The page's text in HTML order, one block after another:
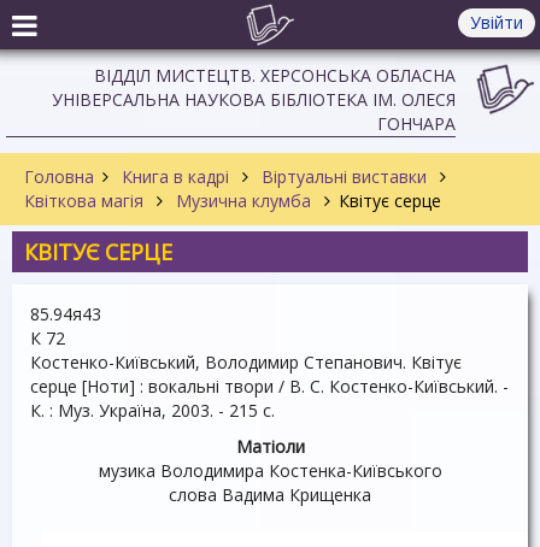
Увійти
ВІДДІЛ МИСТЕЦТВ. ХЕРСОНСЬКА ОБЛАСНА
УНІВЕРСАЛЬНА НАУКОВА БІБЛІОТЕКА ІМ. ОЛЕСЯ
ГОНЧАРА
Головна Книга в кадрі
Віртуальні виставки
Квіткова магія
Музична клумба Квітує серце
КВІТУЄ СЕРЦЕ
85.94я43
К 72
Костенко-Київський, Володимир Степанович. Квітує
серце [Ноти] : вокальні твори / В. С. Костенко-Київський. -
К. : Муз. Укpаїна, 2003. - 215 с.
Матіоли
музика Володимира Костенка-Київського
слова Вадима Крищенка